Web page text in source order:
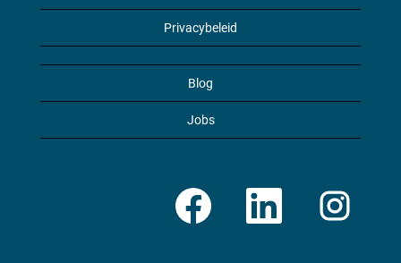
Privacybeleid
Blog
Jobs
p
e
O
n